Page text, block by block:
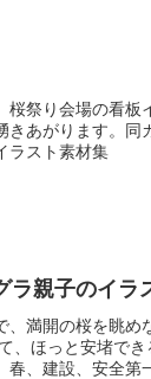
祭り会場の看板
あがります。同
ラスト素材集
ラ親子のイラ
満開の桜を眺め
、ほっと安堵で
、建設、安全第